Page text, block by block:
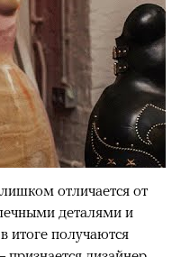
отличается от
деталями и
итоге получаются